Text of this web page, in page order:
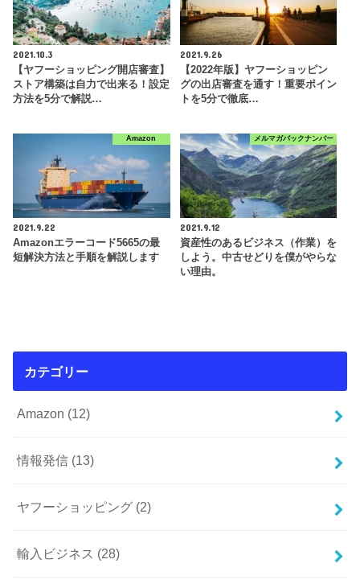
2021.10.3
【ヤフーショッピング開店審査】
ストア構築は自力で出来る！設定
方法を5分で解説…
2021.9.26
【2022年版】ヤフーショッピン
グの出店審査を通す！重要ポイン
トを5分で徹底…
Amazon
2021.9.22
Amazonエラーコード5665の最
短解決方法と手順を解説します
メルマガバックナンバー
2021.9.12
資産性のあるビジネス（作業）を
しよう。中古せどりを僕がやらな
い理由。
カテゴリー
Amazon (12)
情報発信 (13)
ヤフーショッピング (2)
輸入ビジネス (28)